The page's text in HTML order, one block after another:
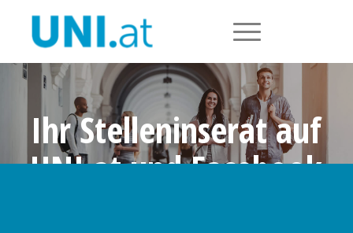
Ihr Stelleninserat auf
UNI.at und Facebook